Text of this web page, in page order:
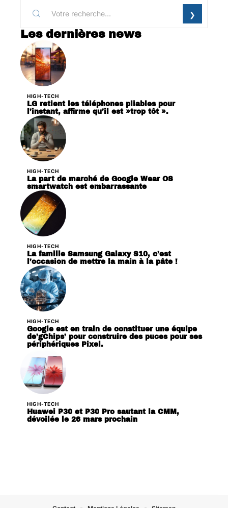
Les dernières news
HIGH-TECH
LG retient les téléphones pliables pour
l’instant, affirme qu’il est »trop tôt ».
HIGH-TECH
La part de marché de Google Wear OS
smartwatch est embarrassante
HIGH-TECH
La famille Samsung Galaxy S10, c’est
l’occasion de mettre la main à la pâte !
HIGH-TECH
Google est en train de constituer une équipe
de’gChips’ pour construire des puces pour ses
périphériques Pixel.
HIGH-TECH
Huawei P30 et P30 Pro sautant la CMM,
dévoilée le 26 mars prochain